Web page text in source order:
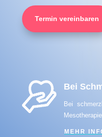
Termin vereinbaren
Bei
Bei
MEHR